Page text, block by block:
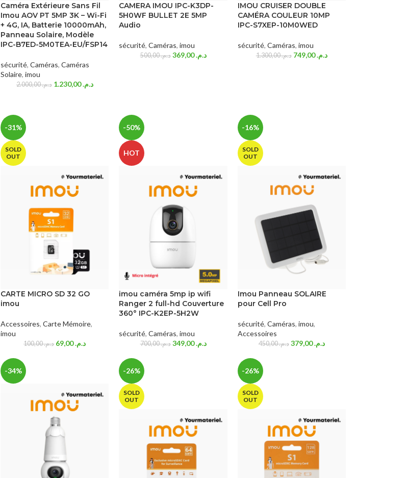
Caméra Extérieure Sans Fil
Imou AOV PT 5MP 3K – Wi-Fi
+ 4G, IA, Batterie 10000mAh,
Panneau Solaire, Modèle
IPC-B7ED-5M0TEA-EU/FSP14
sécurité, Caméras, Caméras
Solaire, imou
د.م.2.000,00 د.م.1.230,00
CAMERA IMOU IPC-K3DP-
5H0WF BULLET 2E 5MP
Audio
sécurité, Caméras, imou
د.م.500,00 د.م.369,00
IMOU CRUISER DOUBLE
CAMÉRA COULEUR 10MP
IPC-S7XEP-10M0WED
sécurité, Caméras, imou
د.م.1.300,00 د.م.749,00
-31%
SOLD
OUT
CARTE MICRO SD 32 GO
imou
Accessoires, Carte Mémoire,
imou
د.م.100,00 د.م.69,00
-50%
HOT
imou caméra 5mp ip wifi
Ranger 2 full-hd Couverture
360° IPC-K2EP-5H2W
sécurité, Caméras, imou
د.م.700,00 د.م.349,00
-16%
SOLD
OUT
Imou Panneau SOLAIRE
pour Cell Pro
sécurité, Caméras, imou,
Accessoires
د.م.450,00 د.م.379,00
-34% -26%
SOLD
OUT
-26%
SOLD
OUT